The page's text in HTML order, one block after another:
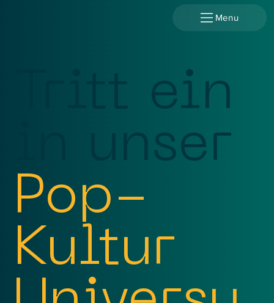
Menu
Tritt ein
in unser
Pop-
Kultur